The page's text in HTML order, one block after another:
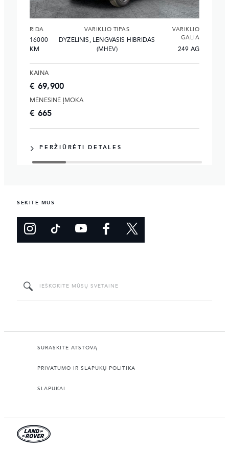
RIDA
16000
KM
VARIKLIO TIPAS
DYZELINIS, LENGVASIS HIBRIDAS
(MHEV)
VARIKLIO
GALIA
249 AG
KAINA
€ 69,900
MĖNESINĖ ĮMOKA
€ 665
PERŽIŪRĖTI DETALES
SEKITE MUS
SURASKITE ATSTOVĄ
PRIVATUMO IR SLAPUKŲ POLITIKA
SLAPUKAI